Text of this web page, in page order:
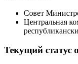
Совет
Центральная
Текущий статус